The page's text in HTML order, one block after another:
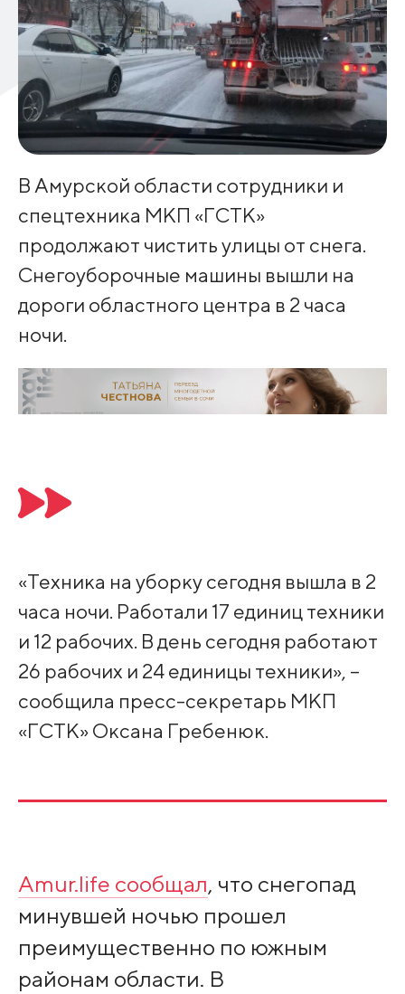
В Амурской области сотрудники и
спецтехника МКП «ГСТК»
продолжают чистить улицы от снега.
Снегоуборочные машины вышли на
дороги областного центра в 2 часа
ночи.
«Техника на уборку сегодня вышла в 2
часа ночи. Работали 17 единиц техники
и 12 рабочих. В день сегодня работают
26 рабочих и 24 единицы техники», –
сообщила пресс-секретарь МКП
«ГСТК» Оксана Гребенюк.
Amur.life сообщал, что снегопад
минувшей ночью прошел
преимущественно по южным
районам области. В